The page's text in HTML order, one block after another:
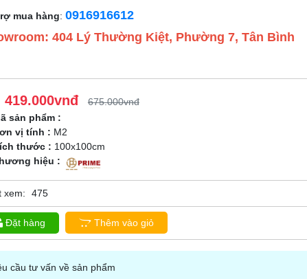
mua hàng: 0916916612
404 Lý Thường Kiệt, Phường 7, Tân Bình
419.000vnđ
675.000vnđ
sản phẩm :
vị tính : M2
thước : 100x100cm
hiệu :
xem: 475
Đặt hàng Thêm vào giỏ
cầu tư vấn về sản phẩm